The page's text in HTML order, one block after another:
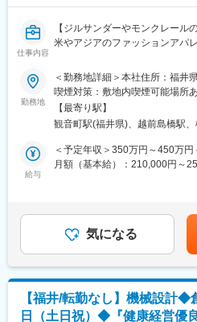
変更の範囲：会社の定める業務
■業務詳細：※経験・適性により
工事内容や現場状況を理解した
【水道資材部門】
公共性が高く、景気変動に強い
・顧客：水道工事会社向け
・商材：パイプ・バルブ・ポン
【住宅設備部門】
「住まいづくり」に深く関われ
【電気資材部門】
戸建てから集合住宅まで幅広く対
【設備・土木部門】
大型施設・社会インフラ案件に
・顧客：サブコン・土木工事会
仕事内容
【ジルサンダーやモンクレール
米やアジアのファッションアパ
■仕事内容：
海外ハイブランド向け製品を形
わってくれる方を募集しています
営業から寄せられる顧客ニーズ
の開発から試作、量産化まで一
…素材選定、素材開発 、仕様開
（2）織物の製織作業
生地コンセプトが固まった後、
けての試行錯誤を行います。
（3）加工場への依頼
実際の商品の染色や量産は、加
勤務地
＜勤務地詳細＞本社住所：福井
喫煙対策：敷地内喫煙可能場所
業所
【最寄り駅】
観音町駅(福井県)、越前島橋駅、
給与
＜予定年収＞350万円～450万
月額（基本給）：210,000円～
気になる
【福井/転勤なし】機械設計◆
日（土日祝）◆『健康経営優